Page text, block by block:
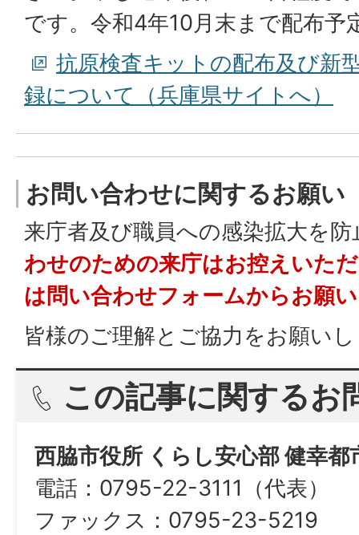
です。令和4年10月末まで配布予
抗原検査キットの配布及び新
録について（兵庫県サイトへ）
お問い合わせに関するお願い
来庁者及び職員への感染拡大を
わせのための来庁はお控えいた
は問い合わせフォームからお願
皆様のご理解とご協力をお願い
この記事に関するお
西脇市役所 くらし安心部 健幸都
電話：0795-22-3111（代表）
​​​​​​​ファックス：0795-23-5219